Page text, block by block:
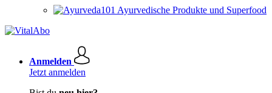
Ayurvedische Produkte und Superfood
Anmelden
Jetzt anmelden